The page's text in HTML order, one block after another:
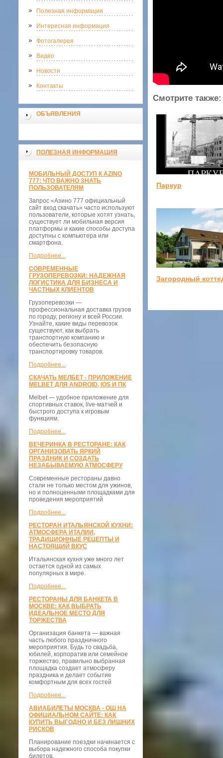
Полезная информация
Интересная информация
Фотогалерея
Видео
Новости
Контакты
ОБЪЯВЛЕНИЯ
ПОЛЕЗНАЯ ИНФОРМАЦИЯ
МОБИЛЬНЫЙ ДОСТУП К AZINO
777: ЧТО ВАЖНО ЗНАТЬ
ПОЛЬЗОВАТЕЛЯМ
Запрос «Азино 777 официальный
сайт вход скачать» часто используют
пользователи, которые хотят узнать,
существует ли мобильная версия
платформы и какие способы доступа
доступны с компьютера или
смартфона.
Подробнее...
СОВРЕМЕННЫЕ
ГРУЗОПЕРЕВОЗКИ: НАДЕЖНАЯ
ЛОГИСТИКА ДЛЯ БИЗНЕСА И
ЧАСТНЫХ КЛИЕНТОВ
Грузоперевозки —
профессиональная доставка грузов
по городу, региону и всей России.
Узнайте, какие виды перевозок
существуют, как выбрать
транспортную компанию и
обеспечить безопасную
транспортировку товаров.
Подробнее...
СКАЧАТЬ МЕЛБЕТ - ПРИЛОЖЕНИЕ
MELBET ДЛЯ ANDROID, IOS И ПК
Melbet — удобное приложение для
спортивных ставок, live-матчей и
быстрого доступа к игровым
функциям.
Подробнее...
ВЕЧЕРИНКА В РЕСТОРАНЕ: КАК
ОРГАНИЗОВАТЬ ЯРКИЙ
ПРАЗДНИК И СОЗДАТЬ
НЕЗАБЫВАЕМУЮ АТМОСФЕРУ
Современные рестораны давно
стали не только местом для ужинов,
но и полноценными площадками для
проведения мероприятий
Подробнее...
РЕСТОРАН ИТАЛЬЯНСКОЙ КУХНИ:
АТМОСФЕРА ИТАЛИИ,
ТРАДИЦИОННЫЕ РЕЦЕПТЫ И
НАСТОЯЩИЙ ВКУС
Итальянская кухня уже много лет
остается одной из самых
популярных в мире.
Подробнее...
РЕСТОРАНЫ ДЛЯ БАНКЕТА В
МОСКВЕ: КАК ВЫБРАТЬ
ИДЕАЛЬНОЕ МЕСТО ДЛЯ
ТОРЖЕСТВА
Организация банкета — важная
часть любого праздничного
мероприятия. Будь то свадьба,
юбилей, корпоратив или семейное
торжество, правильно выбранная
площадка создает атмосферу
праздника и делает событие
комфортным для всех гостей
Подробнее...
АВИАБИЛЕТЫ МОСКВА - ОШ НА
ОФИЦИАЛЬНОМ САЙТЕ: КАК
КУПИТЬ ВЫГОДНО И БЕЗ ЛИШНИХ
РИСКОВ
Планирование поездки начинается с
выбора надежного способа покупки
билетов.
Смотрите также:
Паркур
Загородный